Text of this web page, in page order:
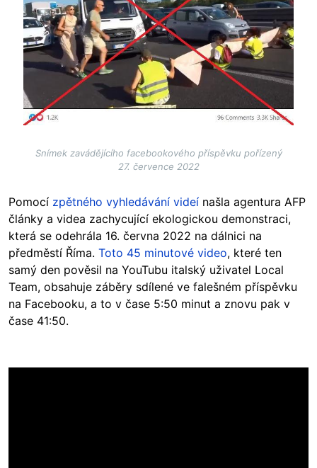
Snímek zavádějícího facebookového příspěvku pořízený
27. července 2022
Pomocí zpětného vyhledávání videí našla agentura AFP
články a videa zachycující ekologickou demonstraci,
která se odehrála 16. června 2022 na dálnici na
předměstí Říma. Toto 45 minutové video, které ten
samý den pověsil na YouTubu italský uživatel Local
Team, obsahuje záběry sdílené ve falešném příspěvku
na Facebooku, a to v čase 5:50 minut a znovu pak v
čase 41:50.